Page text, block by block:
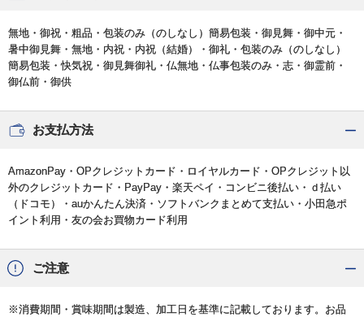
無地・御祝・粗品・包装のみ（のしなし）簡易包装・御見舞・御中元・
暑中御見舞・無地・内祝・内祝（結婚）・御礼・包装のみ（のしなし）
簡易包装・快気祝・御見舞御礼・仏無地・仏事包装のみ・志・御霊前・
御仏前・御供
お支払方法
AmazonPay・OPクレジットカード・ロイヤルカード・OPクレジット以
外のクレジットカード・PayPay・楽天ペイ・コンビニ後払い・ｄ払い
（ドコモ）・auかんたん決済・ソフトバンクまとめて支払い・小田急ポ
イント利用・友の会お買物カード利用
ご注意
※消費期間・賞味期間は製造、加工日を基準に記載しております。お品